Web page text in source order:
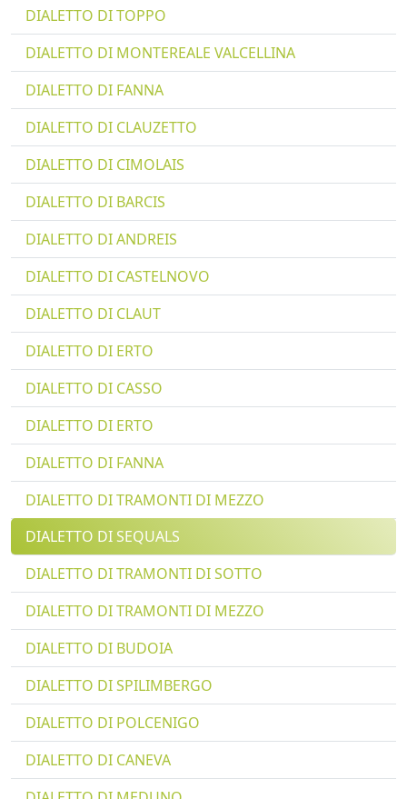
DIALETTO DI TOPPO
DIALETTO DI MONTEREALE VALCELLINA
DIALETTO DI FANNA
DIALETTO DI CLAUZETTO
DIALETTO DI CIMOLAIS
DIALETTO DI BARCIS
DIALETTO DI ANDREIS
DIALETTO DI CASTELNOVO
DIALETTO DI CLAUT
DIALETTO DI ERTO
DIALETTO DI CASSO
DIALETTO DI ERTO
DIALETTO DI FANNA
DIALETTO DI TRAMONTI DI MEZZO
DIALETTO DI SEQUALS
DIALETTO DI TRAMONTI DI SOTTO
DIALETTO DI TRAMONTI DI MEZZO
DIALETTO DI BUDOIA
DIALETTO DI SPILIMBERGO
DIALETTO DI POLCENIGO
DIALETTO DI CANEVA